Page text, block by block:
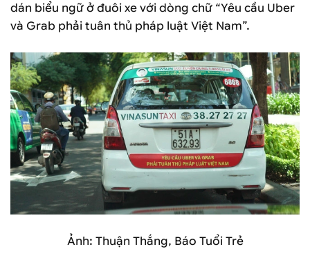
dán biểu ngữ ở đuôi xe với dòng chữ “Yêu cầu Uber
và Grab phải tuân thủ pháp luật Việt Nam”.
Ảnh: Thuận Thắng, Báo Tuổi Trẻ